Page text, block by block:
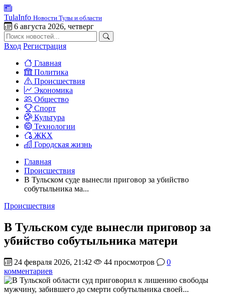
TulaInfo Новости Тулы и области
6 августа 2026, четверг
Вход Регистрация
Главная
Политика
Происшествия
Экономика
Общество
Спорт
Культура
Технологии
ЖКХ
Городская жизнь
Главная
Происшествия
В Тульском суде вынесли приговор за убийство
собутыльника ма...
Происшествия
В Тульском суде вынесли приговор за
убийство собутыльника матери
24 февраля 2026, 21:42 44 просмотров
0
комментариев